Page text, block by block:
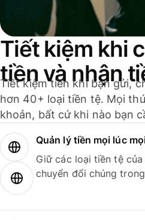
Tiết kiệm khi
tiền và nhận
Tiết kiệm tiền khi bạn gửi,
hơn 40+ loại tiền tệ. Mọi
khoản, bất cứ khi nào bạn
Quản lý tiền mọi lúc
Giữ các loại tiền tệ
chuyển đổi chúng